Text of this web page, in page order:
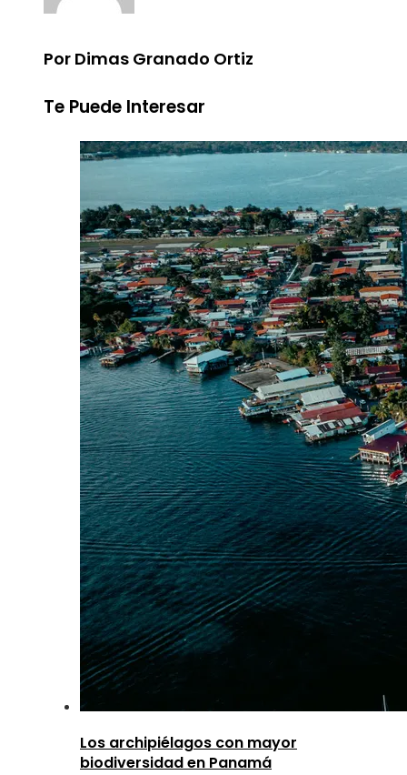
Por Dimas Granado Ortiz
Te Puede Interesar
Los archipiélagos con mayor
biodiversidad en Panamá